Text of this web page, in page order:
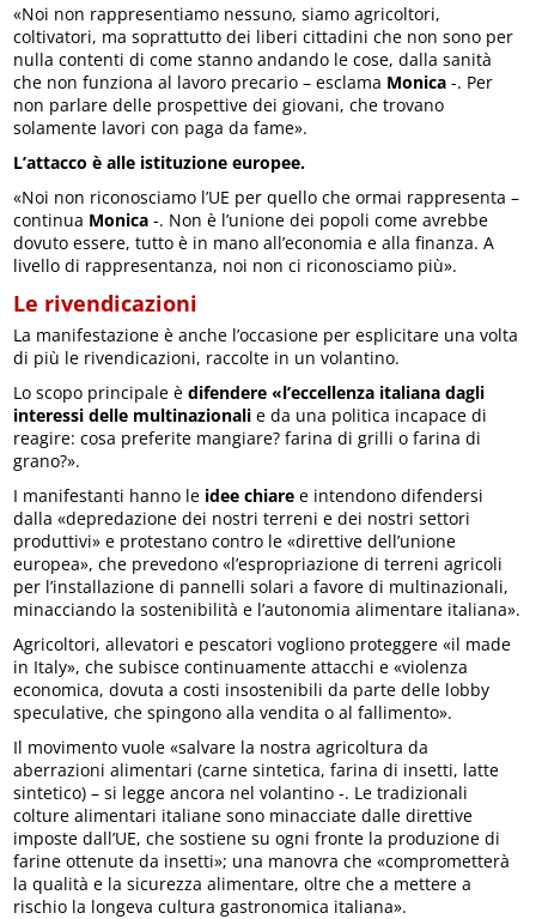
«Noi non rappresentiamo nessuno, siamo agricoltori,
coltivatori, ma soprattutto dei liberi cittadini che non sono per
nulla contenti di come stanno andando le cose, dalla sanità
che non funziona al lavoro precario – esclama Monica -. Per
non parlare delle prospettive dei giovani, che trovano
solamente lavori con paga da fame».
L’attacco è alle istituzione europee.
«Noi non riconosciamo l’UE per quello che ormai rappresenta –
continua Monica -. Non è l’unione dei popoli come avrebbe
dovuto essere, tutto è in mano all’economia e alla finanza. A
livello di rappresentanza, noi non ci riconosciamo più».
Le rivendicazioni
La manifestazione è anche l’occasione per esplicitare una volta
di più le rivendicazioni, raccolte in un volantino.
Lo scopo principale èdifendere «l’eccellenza italiana dagli
interessi delle multinazionali e da una politica incapace di
reagire: cosa preferite mangiare? farina di grilli o farina di
grano?».
I manifestanti hanno le idee chiare e intendono difendersi
dalla «depredazione dei nostri terreni e dei nostri settori
produttivi» e protestano contro le «direttive dell’unione
europea», che prevedono «l’espropriazione di terreni agricoli
per l’installazione di pannelli solari a favore di multinazionali,
minacciando la sostenibilità e l’autonomia alimentare italiana».
Agricoltori, allevatori e pescatori vogliono proteggere «il made
in Italy», che subisce continuamente attacchi e «violenza
economica, dovuta a costi insostenibili da parte delle lobby
speculative, che spingono alla vendita o al fallimento».
Il movimento vuole «salvare la nostra agricoltura da
aberrazioni alimentari (carne sintetica, farina di insetti, latte
sintetico) – si legge ancora nel volantino -. Le tradizionali
colture alimentari italiane sono minacciate dalle direttive
imposte dall’UE, che sostiene su ogni fronte la produzione di
farine ottenute da insetti»; una manovra che «comprometterà
la qualità e la sicurezza alimentare, oltre che a mettere a
rischio la longeva cultura gastronomica italiana».